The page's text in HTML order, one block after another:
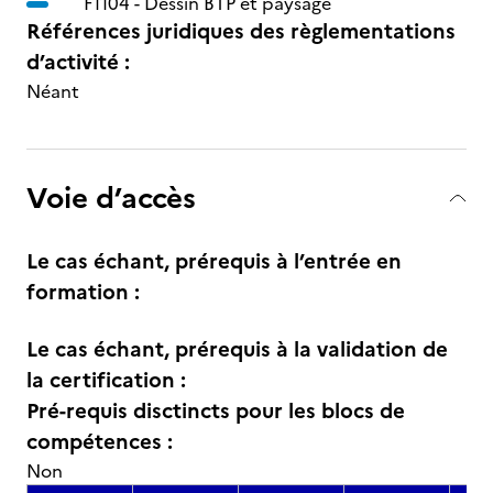
Références juridiques des règlementations
d’activité :
Néant
Voie d’accès
Le cas échant, prérequis à l’entrée en
formation :
Le cas échant, prérequis à la validation de
la certification :
Pré-requis disctincts pour les blocs de
compétences :
Non